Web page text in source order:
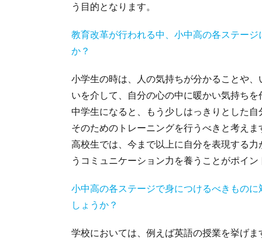
う目的となります。
教育改革が行われる中、小中高の各ステー
か？
小学生の時は、人の気持ちが分かることや
いを介して、自分の心の中に暖かい気持ち
中学生になると、もう少しはっきりとした
そのためのトレーニングを行うべきと考えま
高校生では、今まで以上に自分を表現する
うコミュニケーション力を養うことがポイン
小中高の各ステージで身につけるべきもの
しょうか？
学校においては、例えば英語の授業を挙げ